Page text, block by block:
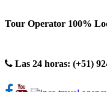
to
Tour Operator 100%
Las 24 horas: (+51)